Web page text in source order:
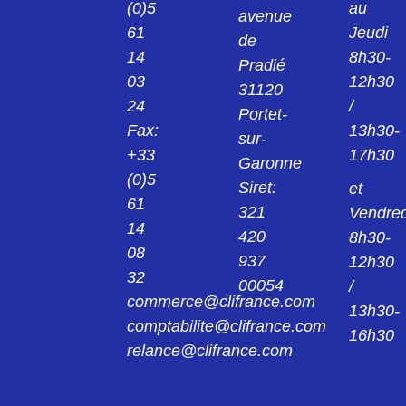
KPS1/B2 PINCE ROUGE 2MM 24.0139-22
KK4/4 MANCHON NOIR 4MM 24.0142-21
KK4/4 MANCHON ROUGE 4MM 24.0142-
AGK20 PINCE 4MM 24.0149
AGK40 PINCE NOIR 2MM 24.0154-21
(0)5
61
14
03
24
Fax:
+33
(0)5
61
14
08
32
commerce@clifrance.com
comptabilite@clifrance.com
relance@clifrance.com
avenue
de
Pradié
31120
Portet-
sur-
Garonne
Siret:
321
420
937
00054
au
Jeudi
8h30-
12h30
/
13h30-
17h30
et
8h30-
12h30
/
13h30-
16h30